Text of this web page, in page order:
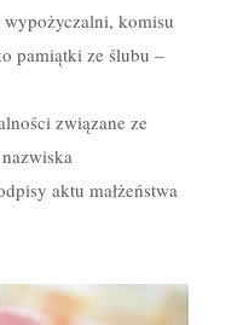
komisu
pamiątki ze ślubu –
związane ze
aktu małżeństwa